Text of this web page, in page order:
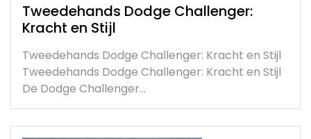
Tweedehands Dodge Challenger:
Kracht en Stijl
Tweedehands Dodge Challenger: Kracht en Stijl
Tweedehands Dodge Challenger: Kracht en Stijl
De Dodge Challenger…